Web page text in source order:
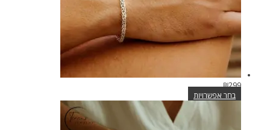
₪299
בחר אפשרויות